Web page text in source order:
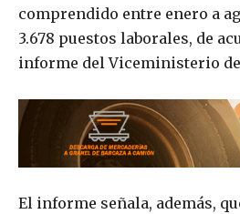
comprendido entre enero a
3.678 puestos laborales, de
informe del Viceministerio
El informe señala, además,